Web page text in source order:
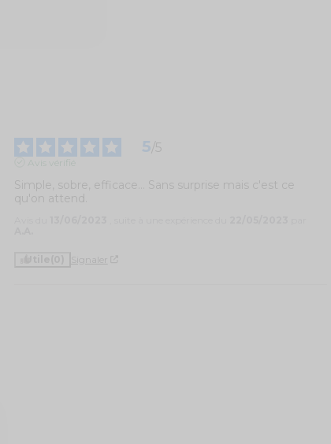
5/5
Avis vérifié
Simple, sobre, efficace... Sans surprise mais c'est ce
qu'on attend.
Signaler